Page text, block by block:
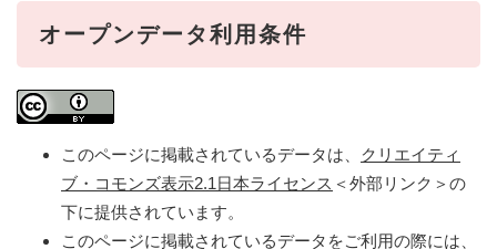
オープンデータ利用条件
このページに掲載されているデータは、
クリエイティ
ブ・コモンズ表示2.1日本ライセンス ＜外部リンク＞ の
下に提供されています。
このページに掲載されているデータをご利用の際には、